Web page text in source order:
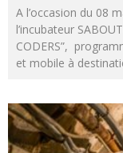
A l’occasion du 08
l’incubateur
CODERS”,
et mobile à